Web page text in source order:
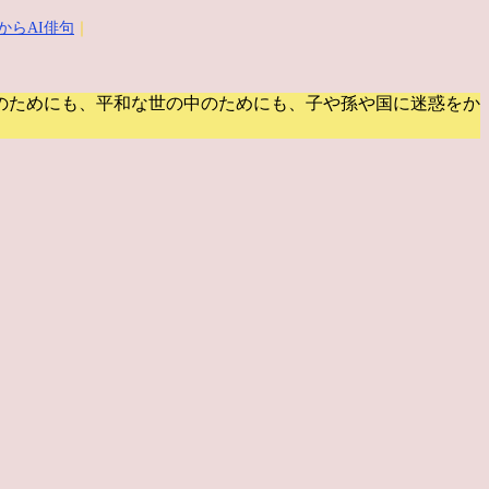
らAI俳句
ためにも、平和な世の中のためにも、子や孫や国に迷惑をか